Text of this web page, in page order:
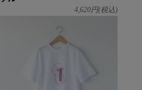
4,620円(税込)